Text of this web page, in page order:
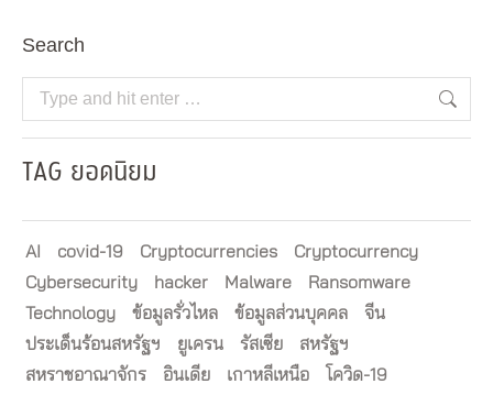
Search
Search:
TAG ยอดนิยม
AI covid-19 Cryptocurrencies
Cryptocurrency
Cybersecurity
hacker Malware
Ransomware
Technology
ข้อมูลรั่วไหล ข้อมูลส่วนบุคคล
จีน
ประเด็นร้อนสหรัฐฯ
ยูเครน รัสเซีย
สหรัฐฯ
สหราชอาณาจักร
อินเดีย เกาหลีเหนือ โควิด-19